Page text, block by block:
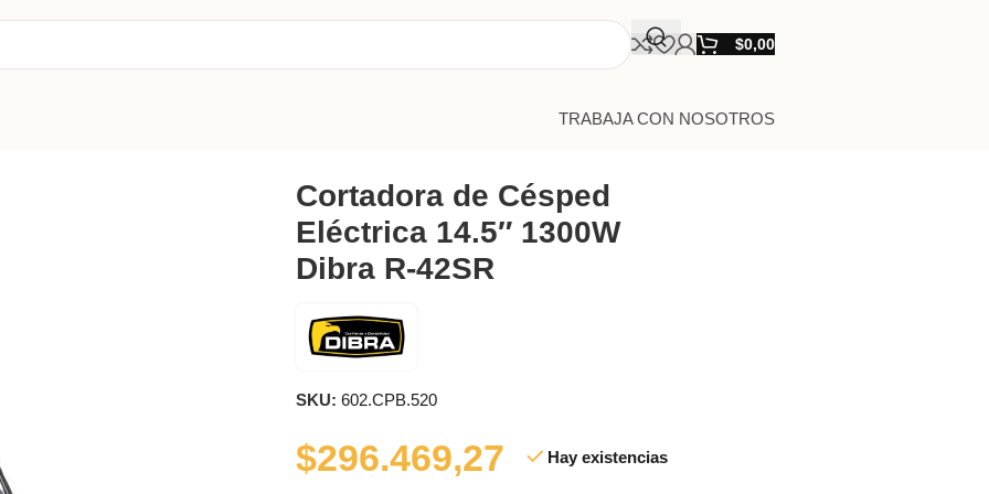
$0,00
TRABAJA CON NOSOTROS
Cortadora de Césped
Eléctrica 14.5″ 1300W
Dibra R-42SR
SKU: 602.CPB.520
$296.469,27 Hay existencias